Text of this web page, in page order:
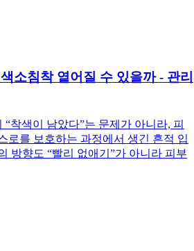
소침착 옅어질 수 있을까 - 관리
착색이 남았다”는 문제가 아니라, 피
로를 보호하는 과정에서 생긴 흔적 입
방향도 “빨리 없애기”가 아니라 피부